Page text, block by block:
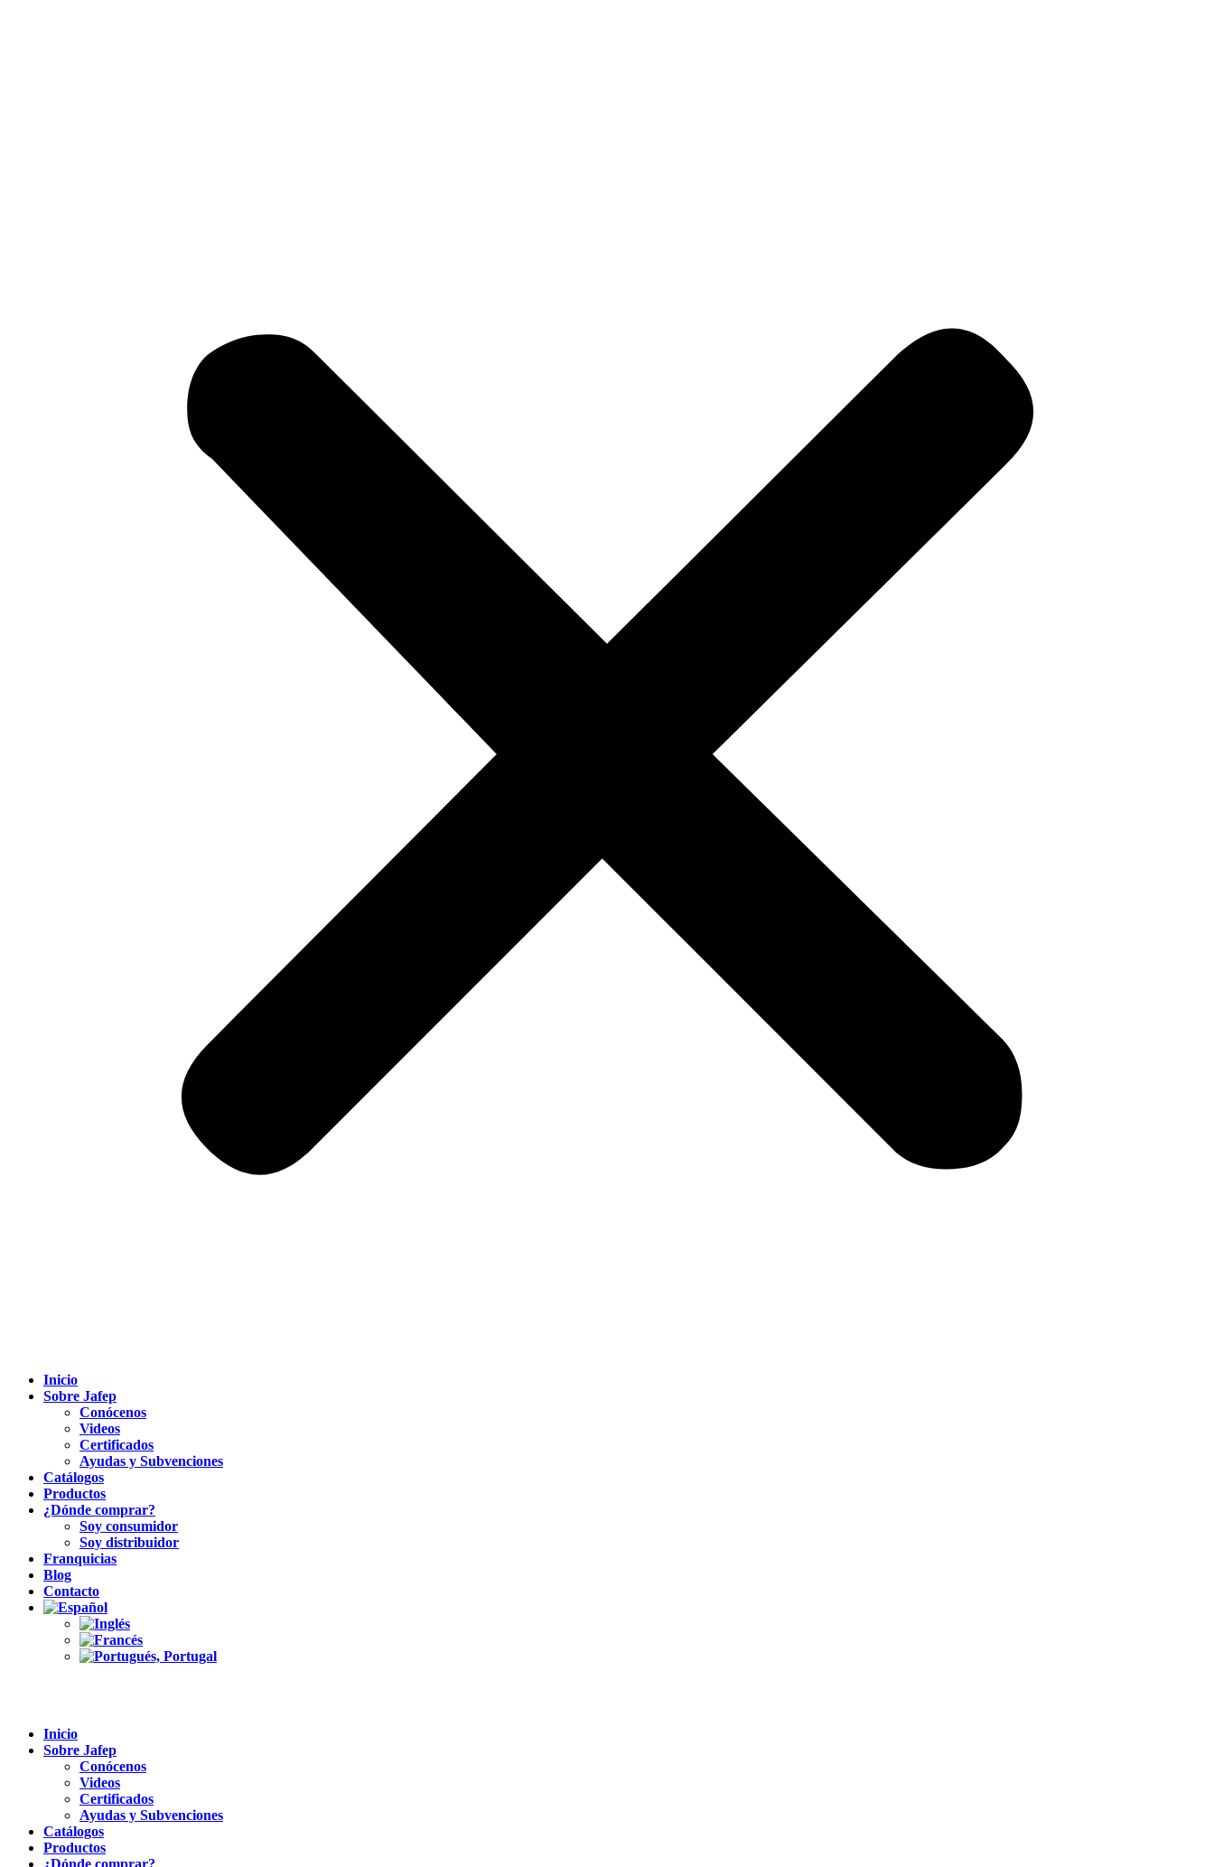
Inicio
Sobre Jafep
Conócenos
Videos
Certificados
Ayudas y Subvenciones
Catálogos
Productos
¿Dónde comprar?
Soy consumidor
Soy distribuidor
Franquicias
Blog
Contacto
Inicio
Sobre Jafep
Conócenos
Videos
Certificados
Ayudas y Subvenciones
Catálogos
Productos
¿Dónde comprar?